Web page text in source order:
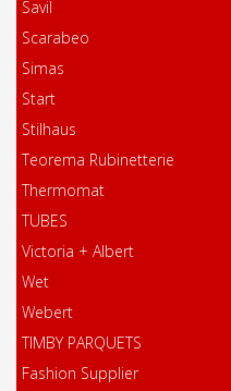
Savil
Scarabeo
Simas
Start
Stilhaus
Teorema Rubinetterie
Thermomat
TUBES
Victoria + Albert
Wet
Webert
TIMBY PARQUETS
Fashion Supplier